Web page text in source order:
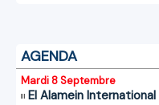
AGENDA
Mardi 8 Septembre
El Alamein